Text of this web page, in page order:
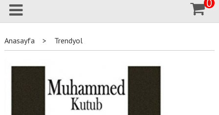
Anasayfa > Trendyol